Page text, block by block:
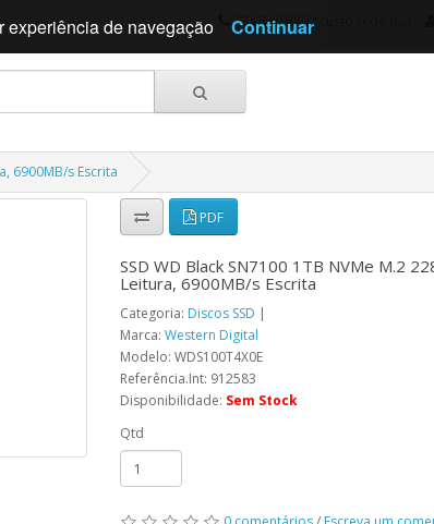
234 340 820 *custo rede fixa
6900MB/s Escrita
PDF
SSD WD Black SN7100 1TB NVMe M.2
Leitura, 6900MB/s Escrita
Categoria: Discos SSD |
Marca:Western Digital
Modelo: WDS100T4X0E
Referência.Int: 912583
Disponibilidade: Sem Stock
Qtd
experiência de navegação Continuar